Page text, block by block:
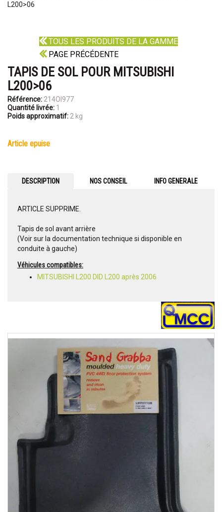
L200>06
TOUS LES PRODUITS DE LA GAMME
PAGE PRÉCÉDENTE
TAPIS DE SOL POUR MITSUBISHI
L200>06
Référence: 214OI977
Quantité livrée: 1
Poids approximatif: 2 kg
article epuise
DESCRIPTION NOS CONSEIL INFO GENERALE
ARTICLE SUPPRIME.
Tapis de sol avant arrière
(Voir sur la documentation technique si disponible en
conduite à gauche)
Véhicules compatibles:
MITSUBISHI L200 DID L200 après 2006